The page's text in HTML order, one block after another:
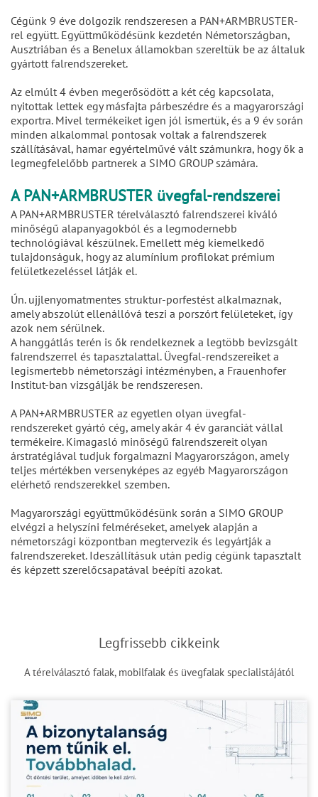
Cégünk 9 éve dolgozik rendszeresen a PAN+ARMBRUSTER-
rel együtt. Együttműködésünk kezdetén Németországban,
Ausztriában és a Benelux államokban szereltük be az általuk
gyártott falrendszereket.
Az elmúlt 4 évben megerősödött a két cég kapcsolata,
nyitottak lettek egy másfajta párbeszédre és a magyarországi
exportra. Mivel termékeiket igen jól ismertük, és a 9 év során
minden alkalommal pontosak voltak a falrendszerek
szállításával, hamar egyértelművé vált számunkra, hogy ők a
legmegfelelőbb partnerek a SIMO GROUP számára.
A PAN+ARMBRUSTER üvegfal-rendszerei
A PAN+ARMBRUSTER térelválasztó falrendszerei kiváló
minőségű alapanyagokból és a legmodernebb
technológiával készülnek. Emellett még kiemelkedő
tulajdonságuk, hogy az alumínium profilokat prémium
felületkezeléssel látják el.
Ún. ujjlenyomatmentes struktur-porfestést alkalmaznak,
amely abszolút ellenállóvá teszi a porszórt felületeket, így
azok nem sérülnek.
A hanggátlás terén is ők rendelkeznek a legtöbb bevizsgált
falrendszerrel és tapasztalattal. Üvegfal-rendszereiket a
legismertebb németországi intézményben, a Frauenhofer
Institut-ban vizsgálják be rendszeresen.
A PAN+ARMBRUSTER az egyetlen olyan üvegfal-
rendszereket gyártó cég, amely akár 4 év garanciát vállal
termékeire. Kimagasló minőségű falrendszereit olyan
árstratégiával tudjuk forgalmazni Magyarországon, amely
teljes mértékben versenyképes az egyéb Magyarországon
elérhető rendszerekkel szemben.
Magyarországi együttműködésünk során a SIMO GROUP
elvégzi a helyszíni felméréseket, amelyek alapján a
németországi központban megtervezik és legyártják a
falrendszereket. Ideszállításuk után pedig cégünk tapasztalt
és képzett szerelőcsapatával beépíti azokat.
Legfrissebb cikkeink
A térelválasztó falak, mobilfalak és üvegfalak specialistájától